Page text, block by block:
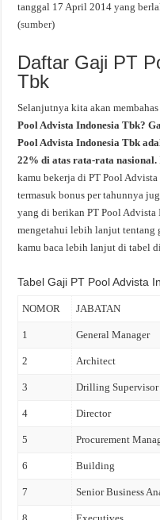
tanggal 17 April 2014 yang
(sumber)
Daftar Gaji PT
Tbk
Selanjutnya kita akan
Pool Advista Indonesia Tbk?
Pool Advista Indonesia Tbk
22% di atas rata-rata nasional.
kamu bekerja di PT Pool
termasuk bonus per tahunnya
yang di berikan PT Pool
mengetahui lebih lanjut tentang
kamu baca lebih lanjut di tabel
Tabel Gaji PT Pool Advista
NOMOR JABATAN
1 General Manager
2 Architect
3 Drilling Supervisor
4 Director
5 Procurement
6 Building
7 Senior Business